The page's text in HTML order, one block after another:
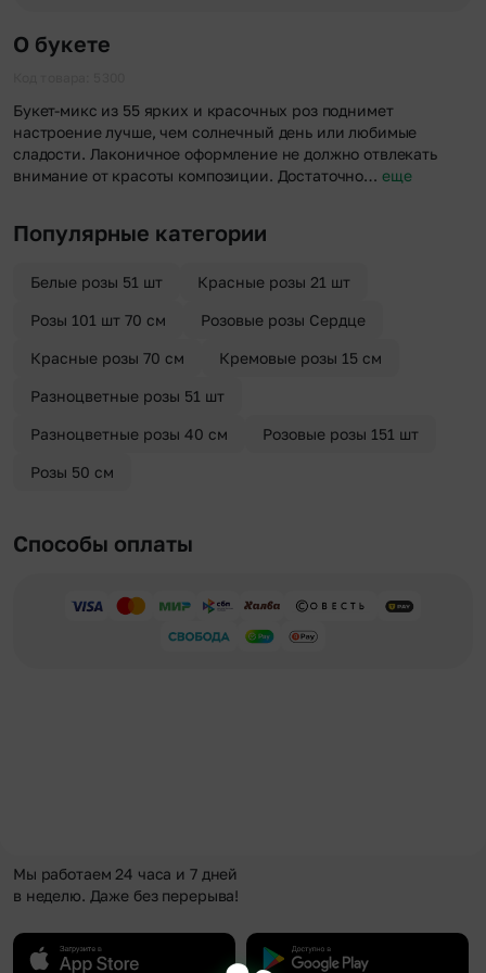
«Анонимная доставка». Мы гарантируем анонимность
О букете
Букет-микс из 55 ярких и красочных роз поднимет
настроение лучше, чем солнечный день или любимые
сладости. Лаконичное оформление не должно отвлекать
внимание от красоты композиции. Достаточно… еще
Популярные категории
Белые розы 51 шт Красные розы 21 шт
Розы 101 шт 70 см Розовые розы Сердце
Красные розы 70 см Кремовые розы 15 см
Разноцветные розы 51 шт
Разноцветные розы 40 см Розовые розы 151 шт
Розы 50 см
Способы оплаты
Мы работаем 24 часа и 7 дней
в неделю. Даже без перерыва!